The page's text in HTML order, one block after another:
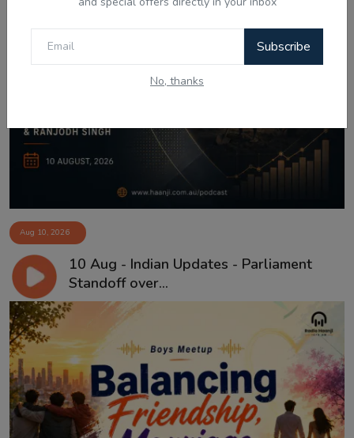
Subscribe
No, thanks
Aug 10, 2026
10 Aug - Indian Updates - Parliament
Standoff over...